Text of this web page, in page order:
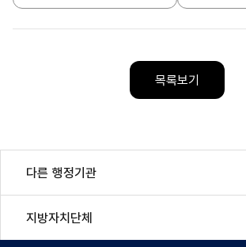
목록보기
다른 행정기관
지방자치단체